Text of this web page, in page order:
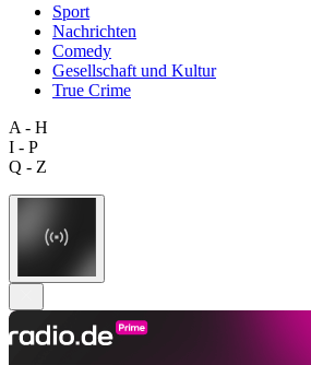
Sport
Nachrichten
Comedy
Gesellschaft und Kultur
True Crime
A - H
I - P
Q - Z